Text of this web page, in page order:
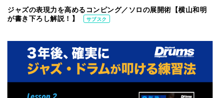
ジャズの表現力を高めるコンピング／ソロの展開術【横山和明
が書き下ろし解説！】
サブスク